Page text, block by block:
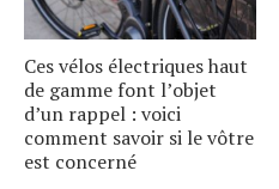
Ces vélos électriques haut
de gamme font lʼobjet
dʼun rappel : voici
comment savoir si le vôtre
est concerné